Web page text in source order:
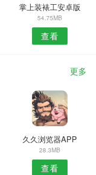
掌上装裱工安卓版
54.75MB
查看
更多
久久浏览器APP
28.3MB
查看